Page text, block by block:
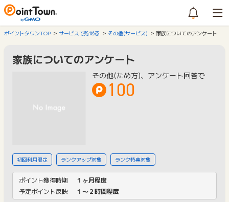
ポイントタウンTOP サービスで貯める その他(サービス) 家族についてのアンケート
家族についてのアンケート
その他(ため方)、アンケート回答で
100
初回利用限定 ランクアップ対象 ランク特典対象
ポイント獲得時期
１ヶ月程度
予定ポイント反映
１〜２時間程度